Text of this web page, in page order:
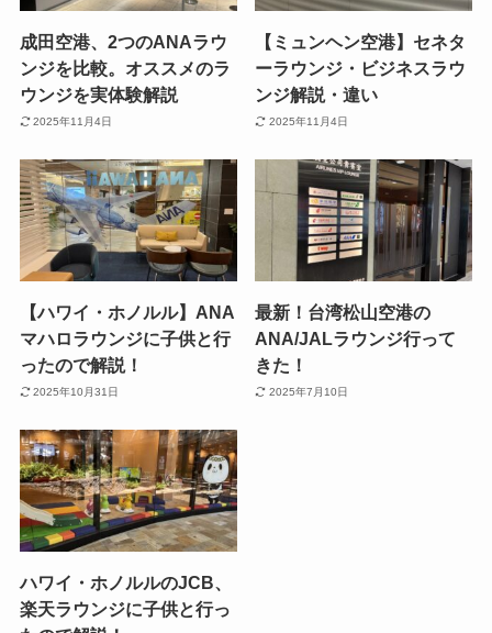
成田空港、2つのANAラウ
ンジを比較。オススメのラ
ウンジを実体験解説
2025年11月4日
【ミュンヘン空港】セネタ
ーラウンジ・ビジネスラウ
ンジ解説・違い
2025年11月4日
【ハワイ・ホノルル】ANA
マハロラウンジに子供と行
ったので解説！
2025年10月31日
最新！台湾松山空港の
ANA/JALラウンジ行って
きた！
2025年7月10日
ハワイ・ホノルルのJCB、
楽天ラウンジに子供と行っ